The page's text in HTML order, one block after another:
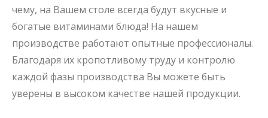
чему, на Вашем столе всегда будут вкусные и
богатые витаминами блюда! На нашем
производстве работают опытные профессионалы.
Благодаря их кропотливому труду и контролю
каждой фазы производства Вы можете быть
уверены в высоком качестве нашей продукции.